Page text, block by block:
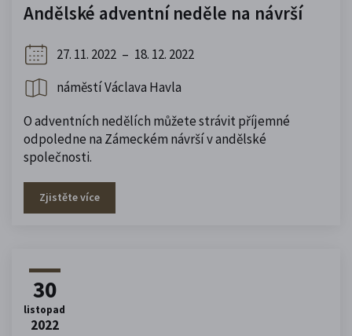
Andělské adventní neděle na návrší
27. 11. 2022 – 18. 12. 2022
náměstí Václava Havla
O adventních nedělích můžete strávit příjemné
odpoledne na Zámeckém návrší v andělské
společnosti.
Zjistěte více
30
listopad
2022